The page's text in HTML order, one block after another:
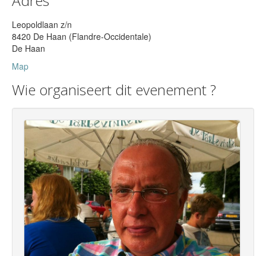
Leopoldlaan z/n
8420 De Haan (Flandre-Occidentale)
De Haan
Map
Wie organiseert dit evenement ?